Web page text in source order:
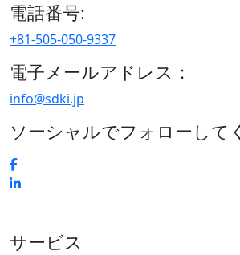
電話番号:
+81-505-050-9337
電子メールアドレス：
info@sdki.jp
ソーシャルでフォローして
サービス